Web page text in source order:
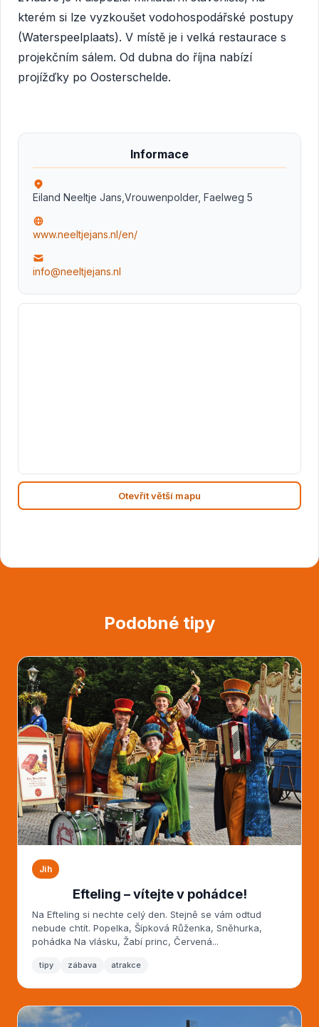
kterém si lze vyzkoušet vodohospodářské postupy
(Waterspeelplaats). V místě je i velká restaurace s
projekčním sálem. Od dubna do října nabízí
projížďky po Oosterschelde.
Informace
Eiland Neeltje Jans,Vrouwenpolder, Faelweg 5
www.neeltjejans.nl/en/
info@neeltjejans.nl
Otevřít větší mapu
Podobné tipy
Jih
Efteling – vítejte v pohádce!
Na Efteling si nechte celý den. Stejně se vám odtud
nebude chtít. Popelka, Šípková Růženka, Sněhurka,
pohádka Na vlásku, Žabí princ, Červená...
tipy zábava atrakce